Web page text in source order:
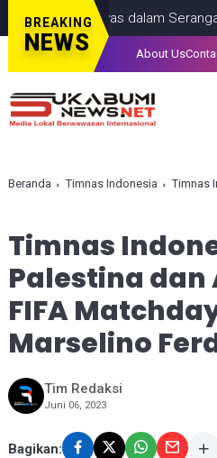
BREAKING
NEWS
Tewas dalam Serangan
About Us
Beranda Timnas Indonesia Timnas Indonesia
Timnas
Palestina
FIFA
Marselino
Tim Redaksi
Juni 06, 2023
Bagikan: